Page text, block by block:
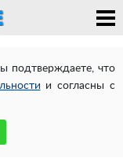
подтверждаете, что
и согласны с